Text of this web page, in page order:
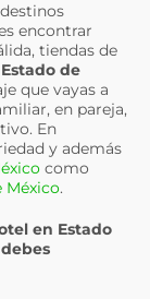
encontrar
tiendas de
Estado de
que vayas a
en pareja,
En
y además
como
México.
en Estado